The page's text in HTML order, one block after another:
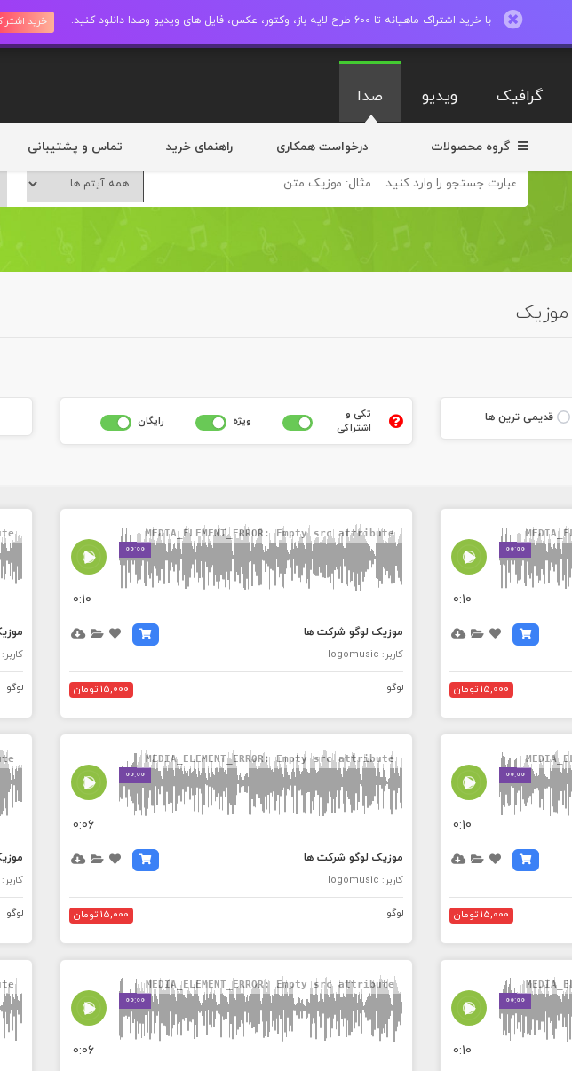
با خرید اشتراک ماهیانه تا 600 طرح لایه باز، وکتور، عکس، فایل های ویدیو وصدا دانلود کنید. خرید
گرافیک ویدیو صدا
گروه محصولات درخواست همکاری راهنمای خرید تماس و پشتیبانی
قديمی ترين ها
تکی و
اشتراکی
ويژه رايگان
00:00
0:10
15,000 تومان
00:00
MEDIA_ELEMENT_ERROR: Empty src attribute
0:10
موزیک لوگو شرکت ها
کاربر: logomusic
لوگو 15,000 تومان
کاربر: logomusic
لوگو
00:00
0:10
15,000 تومان
00:00
MEDIA_ELEMENT_ERROR: Empty src attribute
0:06
موزیک لوگو شرکت ها
کاربر: logomusic
لوگو 15,000 تومان
کاربر: logomusic
لوگو
00:00
0:10
00:00
MEDIA_ELEMENT_ERROR: Empty src attribute
0:06